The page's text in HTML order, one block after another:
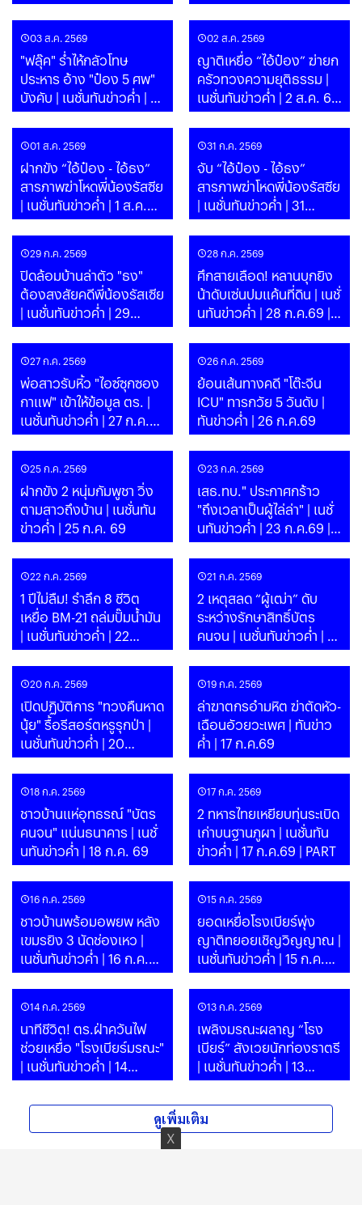
69 | PART
03 ส.ค. 2569
"ฟลุ๊ค" ร่ำไห้กลัวโทษ
ประหาร อ้าง "ป๋อง 5 ศพ"
บังคับ | เนชั่นทันข่าวค่ำ | 3
ส.ค. 69
02 ส.ค. 2569
ญาติเหยื่อ “ไอ้ป๋อง” ฆ่ายก
ครัวทวงความยุติธรรม |
เนชั่นทันข่าวค่ำ | 2 ส.ค. 69
| PART
01 ส.ค. 2569
ฝากขัง “ไอ้ป๋อง - ไอ้ธง”
สารภาพฆ่าโหดพี่น้องรัสซีย
| เนชั่นทันข่าวค่ำ | 1 ส.ค.
69 | PART
31 ก.ค. 2569
จับ “ไอ้ป๋อง - ไอ้ธง”
สารภาพฆ่าโหดพี่น้องรัสซีย
| เนชั่นทันข่าวค่ำ | 31
ก.ค.69 | PART
29 ก.ค. 2569
ปิดล้อมบ้านล่าตัว "ธง"
ต้องสงสัยคดีพี่น้องรัสเซีย
| เนชั่นทันข่าวค่ำ | 29
ก.ค.69 | PART
28 ก.ค. 2569
ศึกสายเลือด! หลานบุกยิง
น้าดับเซ่นปมแค้นที่ดิน | เนชั่
นทันข่าวค่ำ | 28 ก.ค.69 |
PART
27 ก.ค. 2569
พ่อสาวรับหิ้ว "ไอซ์ซุกซอง
กาแฟ" เข้าให้ข้อมูล ตร. |
เนชั่นทันข่าวค่ำ | 27 ก.ค.69
| PART
26 ก.ค. 2569
ย้อนเส้นทางคดี "โต๊ะจีน
ICU" ทารกวัย 5 วันดับ |
ทันข่าวค่ำ | 26 ก.ค.69
25 ก.ค. 2569
ฝากขัง 2 หนุ่มกัมพูชา วิ่ง
ตามสาวถึงบ้าน | เนชั่นทัน
ข่าวค่ำ | 25 ก.ค. 69
23 ก.ค. 2569
เสธ.ทบ." ประกาศกร้าว
"ถึงเวลาเป็นผู้ไล่ล่า" | เนชั่
นทันข่าวค่ำ | 23 ก.ค.69 |
PART
22 ก.ค. 2569
1 ปีไม่ลืม! รำลึก 8 ชีวิต
เหยื่อ BM-21 ถล่มปั๊มน้ำมัน
| เนชั่นทันข่าวค่ำ | 22
ก.ค.69 | PART
21 ก.ค. 2569
2 เหตุสลด “ผู้เฒ่า” ดับ
ระหว่างรักษาสิทธิ์บัตร
คนจน | เนชั่นทันข่าวค่ำ | 21
ก.ค.69 | PART
20 ก.ค. 2569
เปิดปฏิบัติการ "ทวงคืนหาด
นุ้ย" รื้อรีสอร์ตหรูรุกป่า |
เนชั่นทันข่าวค่ำ | 20
ก.ค.69 | PART
19 ก.ค. 2569
ล่าฆาตกรอำมหิต ฆ่าตัดหัว-
เฉือนอัวยวะเพศ | ทันข่าว
ค่ำ | 17 ก.ค.69
18 ก.ค. 2569
ชาวบ้านแห่อุทธรณ์ "บัตร
คนจน" แน่นธนาคาร | เนชั่
นทันข่าวค่ำ | 18 ก.ค. 69
17 ก.ค. 2569
2 ทหารไทยเหยียบทุ่นระเบิด
เก่าบนฐานภูผา | เนชั่นทัน
ข่าวค่ำ | 17 ก.ค.69 | PART
16 ก.ค. 2569
ชาวบ้านพร้อมอพยพ หลัง
เขมรยิง 3 นัดช่องเหว |
เนชั่นทันข่าวค่ำ | 16 ก.ค.69
| PART
15 ก.ค. 2569
ยอดเหยื่อโรงเบียร์พุ่ง
ญาติทยอยเชิญวิญญาณ |
เนชั่นทันข่าวค่ำ | 15 ก.ค.69
| PART
14 ก.ค. 2569
นาทีชีวิต! ตร.ฝ่าควันไฟ
ช่วยเหยื่อ "โรงเบียร์มรณะ"
| เนชั่นทันข่าวค่ำ | 14
ก.ค.69 | PART
13 ก.ค. 2569
เพลิงมรณะผลาญ “โรง
เบียร์” สังเวยนักท่องราตรี
| เนชั่นทันข่าวค่ำ | 13
ก.ค.69 | PART
ดูเพิ่มเติม